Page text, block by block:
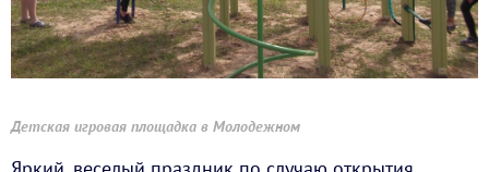
Детская игровая площадка в Молодежном